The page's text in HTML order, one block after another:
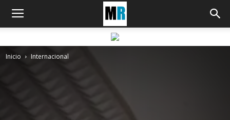
Inicio Internacional